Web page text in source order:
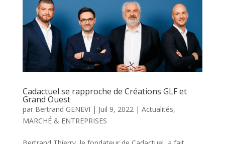
Cadactuel se rapproche de Créations GLF et
Grand Ouest
par Bertrand GENEVI | Juil 9, 2022| Actualités,
MARCHÉ & ENTREPRISES